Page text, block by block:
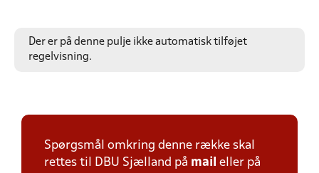
Der er på denne pulje ikke automatisk tilføjet
regelvisning.
Spørgsmål omkring denne række skal
rettes til DBU Sjælland på mail eller på